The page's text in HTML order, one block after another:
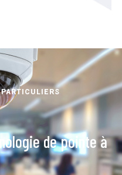
de pointe à